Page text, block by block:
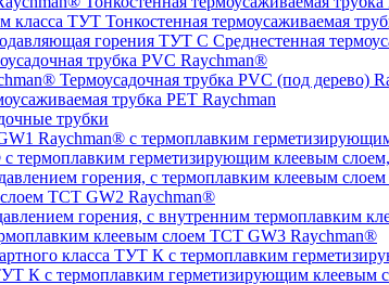
Тонкостенная термоусаживаемая
Среднестенная
трубка PVC Raychman®
Термоусадочная трубка PVC (под дерево)
трубка PET Raychman
трубки
термоплавким герметизирующим клеевым
TCT GW2 Raychman®
клеевым слоем TCT GW3 Raychman®
К с термоплавким герметизирующим клеевым